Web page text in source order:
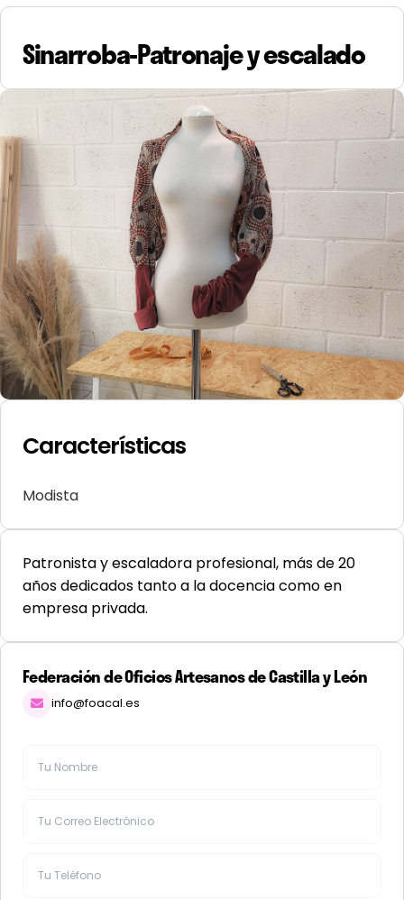
Sinarroba-Patronaje y escalado
Características
Modista
Patronista y escaladora profesional, más de 20
años dedicados tanto a la docencia como en
empresa privada.
Federación de Oficios Artesanos de Castilla y León
info@foacal.es